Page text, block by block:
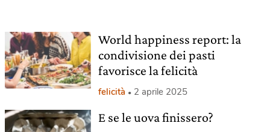
World happiness report: la
condivisione dei pasti
favorisce la felicità
felicità 2 aprile 2025
E se le uova finissero?